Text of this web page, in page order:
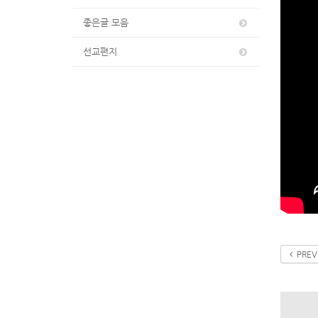
좋은글 모음
선교편지
PREV